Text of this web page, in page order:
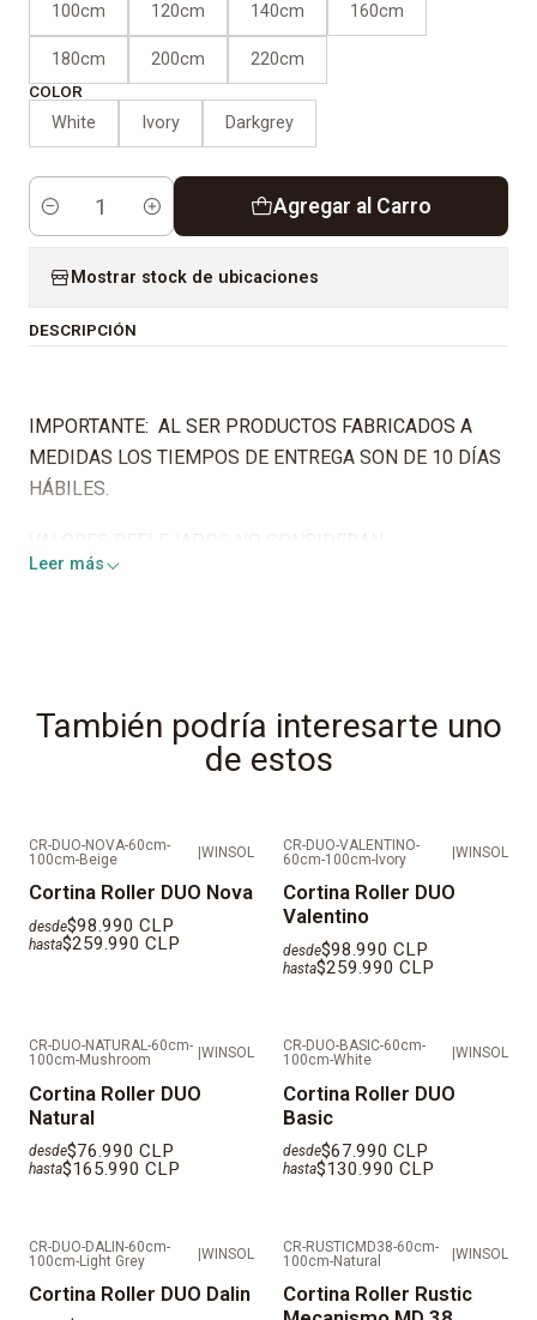
100cm 120cm 140cm 160cm
180cm 200cm 220cm
COLOR
White Ivory Darkgrey
Cantidad
Agregar al Carro
Mostrar stock de ubicaciones
DESCRIPCIÓN
IMPORTANTE: AL SER PRODUCTOS FABRICADOS A
MEDIDAS LOS TIEMPOS DE ENTREGA SON DE 10 DÍAS
HÁBILES.
INSTALACIÓN.
INDEPENDIENTE.
Leer más
También podría interesarte uno
de estos
CR-DUO-NOVA-60cm-
100cm-Beige
WINSOL
Cortina Roller DUO Nova
desde$98.990 CLP
hasta$259.990 CLP
CR-DUO-VALENTINO-
60cm-100cm-Ivory
WINSOL
Cortina Roller DUO
Valentino
desde$98.990 CLP
hasta$259.990 CLP
CR-DUO-NATURAL-60cm-
100cm-Mushroom
WINSOL
Cortina Roller DUO
Natural
desde$76.990 CLP
hasta$165.990 CLP
CR-DUO-BASIC-60cm-
100cm-White
WINSOL
Cortina Roller DUO
Basic
desde$67.990 CLP
hasta$130.990 CLP
CR-DUO-DALIN-60cm-
100cm-Light Grey
|WINSOL
Cortina Roller DUO Dalin
CR-RUSTICMD38-60cm-
100cm-Natural
|WINSOL
Cortina Roller Rustic